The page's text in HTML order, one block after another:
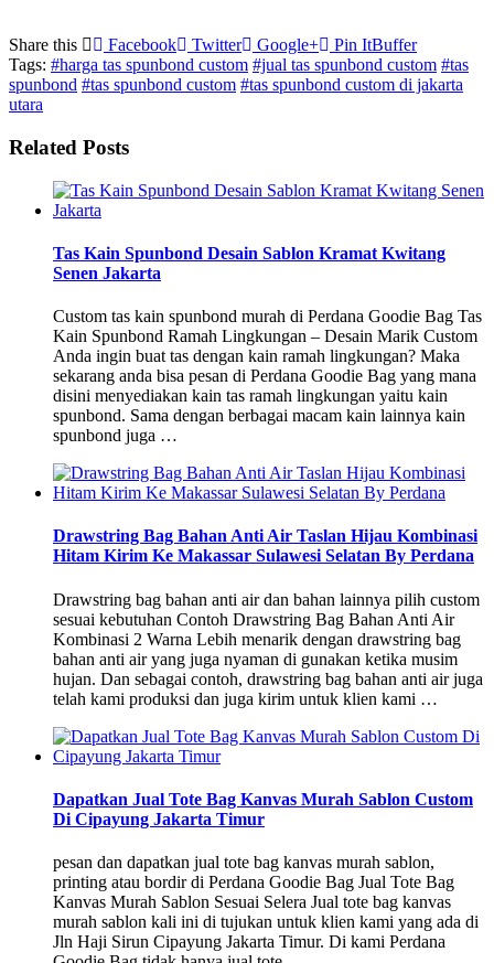
Share this Facebook Twitter Google+ Pin ItBuffer
Tags: #harga tas spunbond custom #jual tas spunbond custom #tas
spunbond #tas spunbond custom #tas spunbond custom di jakarta
utara
Related Posts
Tas Kain Spunbond Desain Sablon Kramat Kwitang
Senen Jakarta
Custom tas kain spunbond murah di Perdana Goodie Bag Tas
Kain Spunbond Ramah Lingkungan – Desain Marik Custom
Anda ingin buat tas dengan kain ramah lingkungan? Maka
sekarang anda bisa pesan di Perdana Goodie Bag yang mana
disini menyediakan kain tas ramah lingkungan yaitu kain
spunbond. Sama dengan berbagai macam kain lainnya kain
spunbond juga …
Drawstring Bag Bahan Anti Air Taslan Hijau Kombinasi
Hitam Kirim Ke Makassar Sulawesi Selatan By Perdana
Drawstring bag bahan anti air dan bahan lainnya pilih custom
sesuai kebutuhan Contoh Drawstring Bag Bahan Anti Air
Kombinasi 2 Warna Lebih menarik dengan drawstring bag
bahan anti air yang juga nyaman di gunakan ketika musim
hujan. Dan sebagai contoh, drawstring bag bahan anti air juga
telah kami produksi dan juga kirim untuk klien kami …
Dapatkan Jual Tote Bag Kanvas Murah Sablon Custom
Di Cipayung Jakarta Timur
pesan dan dapatkan jual tote bag kanvas murah sablon,
printing atau bordir di Perdana Goodie Bag Jual Tote Bag
Kanvas Murah Sablon Sesuai Selera Jual tote bag kanvas
murah sablon kali ini di tujukan untuk klien kami yang ada di
Jln Haji Sirun Cipayung Jakarta Timur. Di kami Perdana